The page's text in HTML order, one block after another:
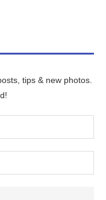
tips & new photos.